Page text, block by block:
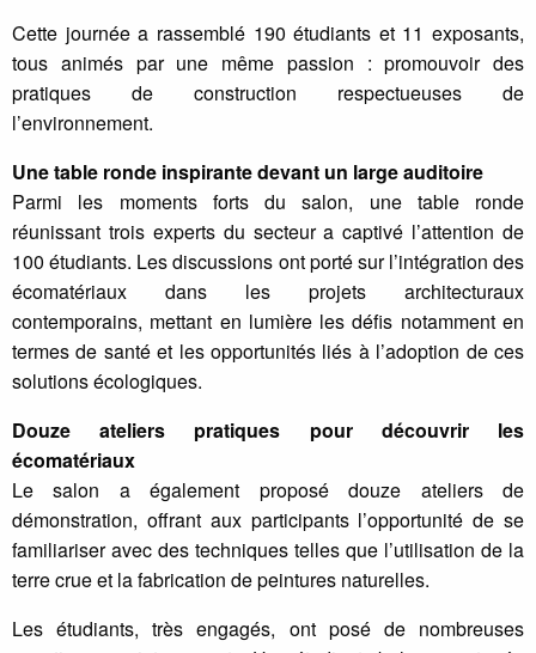
Cette journée a rassemblé 190 étudiants et 11 exposants,
tous animés par une même passion : promouvoir des
pratiques de construction respectueuses de
l’environnement.
Une table ronde inspirante devant un large auditoire
Parmi les moments forts du salon, une table ronde
réunissant trois experts du secteur a captivé l’attention de
100 étudiants. Les discussions ont porté sur l’intégration des
écomatériaux dans les projets architecturaux
contemporains, mettant en lumière les défis notamment en
termes de santé et les opportunités liés à l’adoption de ces
solutions écologiques.
Douze ateliers pratiques pour découvrir les
écomatériaux
Le salon a également proposé douze ateliers de
démonstration, offrant aux participants l’opportunité de se
familiariser avec des techniques telles que l’utilisation de la
terre crue et la fabrication de peintures naturelles.
Les étudiants, très engagés, ont posé de nombreuses